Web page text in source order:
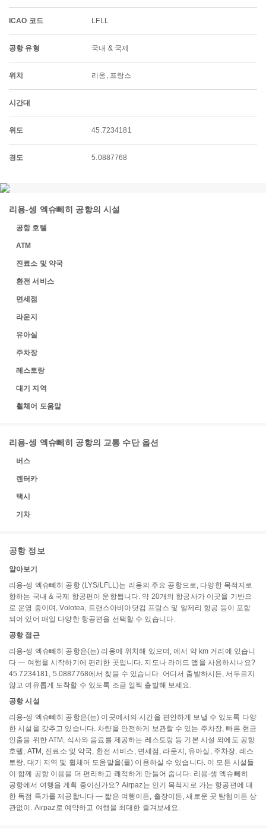
ICAO 코드 LFLL
공항 유형 국내 & 국제
위치 리옹, 프랑스
시간대
위도 45.7234181
경도 5.0887768
리용-셍 엑슈뻬히 공항의 시설
공항 호텔
ATM
진료소 및 약국
환전 서비스
면세점
라운지
유아실
주차장
레스토랑
대기 지역
휠체어 도움말
리용-셍 엑슈뻬히 공항의 교통 수단 옵션
버스
렌터카
택시
기차
공항 정보
알아보기
리용-셍 엑슈뻬히 공항 (LYS/LFLL)는 리옹의 주요 공항으로, 다양한 목적지로
향하는 국내 & 국제 항공편이 운항됩니다. 약 20개의 항공사가 이곳을 기반으
로 운영 중이며, Volotea, 트랜스아비아닷컴 프랑스 및 알제리 항공 등이 포함
되어 있어 매일 다양한 항공편을 선택할 수 있습니다.
공항 접근
리용-셍 엑슈뻬히 공항은(는) 리옹에 위치해 있으며, 에서 약 km 거리에 있습니
다 — 여행을 시작하기에 편리한 곳입니다. 지도나 라이드 앱을 사용하시나요?
45.7234181, 5.0887768에서 찾을 수 있습니다. 어디서 출발하시든, 서두르지
않고 여유롭게 도착할 수 있도록 조금 일찍 출발해 보세요.
공항 시설
리용-셍 엑슈뻬히 공항은(는) 이곳에서의 시간을 편안하게 보낼 수 있도록 다양
한 시설을 갖추고 있습니다. 차량을 안전하게 보관할 수 있는 주차장, 빠른 현금
인출을 위한 ATM, 식사와 음료를 제공하는 레스토랑 등 기본 시설 외에도 공항
호텔, ATM, 진료소 및 약국, 환전 서비스, 면세점, 라운지, 유아실, 주차장, 레스
토랑, 대기 지역 및 휠체어 도움말을(를) 이용하실 수 있습니다. 이 모든 시설들
이 함께 공항 이용을 더 편리하고 쾌적하게 만들어 줍니다. 리용-셍 엑슈뻬히
공항에서 여행을 계획 중이신가요? Airpaz는 인기 목적지로 가는 항공편에 대
한 독점 특가를 제공합니다 — 짧은 여행이든, 출장이든, 새로운 곳 탐험이든 상
관없이. Airpaz로 예약하고 여행을 최대한 즐겨보세요.